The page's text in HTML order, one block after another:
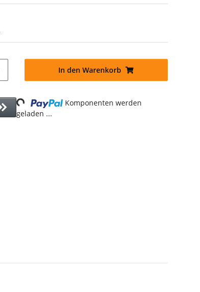
In den Warenkorb
Loading...
Komponenten werden
geladen ...